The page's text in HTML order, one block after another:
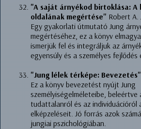
"A saját árnyékod birtoklása: A
oldalának megértése" Robert
Egy gyakorlati útmutató Jung
megértéséhez, ez a könyv
ismerjük fel és integráljuk az
egyensúly és a személyes fejlődés
"Jung lélek térképe: Bevezetés"
Ez a könyv bevezetést nyújt Jung
személyiségelméleteibe, beleértve
tudattalanról és az
elképzeléseit. Jó forrás azok
jungiai pszichológiában.